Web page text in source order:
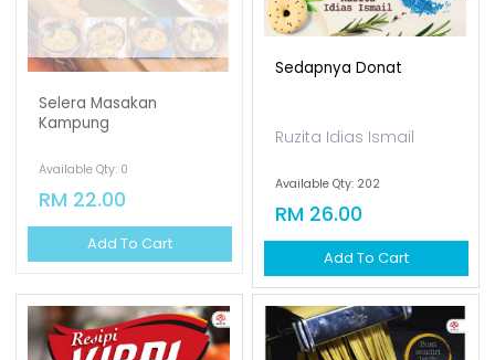
Selera Masakan
Kampung
Available Qty: 0
RM 22.00
Add To Cart
Sedapnya Donat
Ruzita Idias Ismail
Available Qty: 202
RM 26.00
Add To Cart